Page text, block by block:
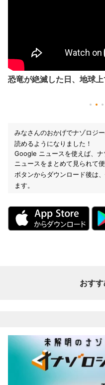
恐竜が絶滅した日、地球
みなさんのおかげでナゾロジ
読めるようになりました！
Google ニュースを使えば、
ニュースをまとめて見られて便
ボタンからダウンロード後は
ます。
おす